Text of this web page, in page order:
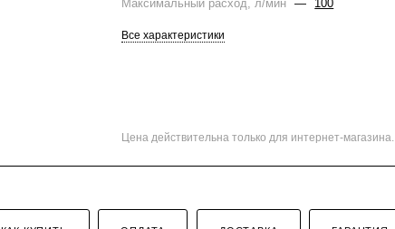
Максимальный расход, л/мин
— 100
Все характеристики
Цена действительна только для интернет-магазина.